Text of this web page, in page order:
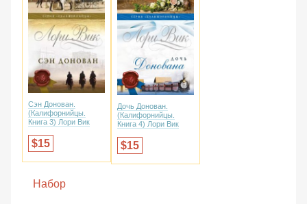
Сэн Донован.
(Калифорнийцы.
Книга 3) Лори Вик
15
Дочь Донован.
(Калифорнийцы.
Книга 4) Лори Вик
15
Набор